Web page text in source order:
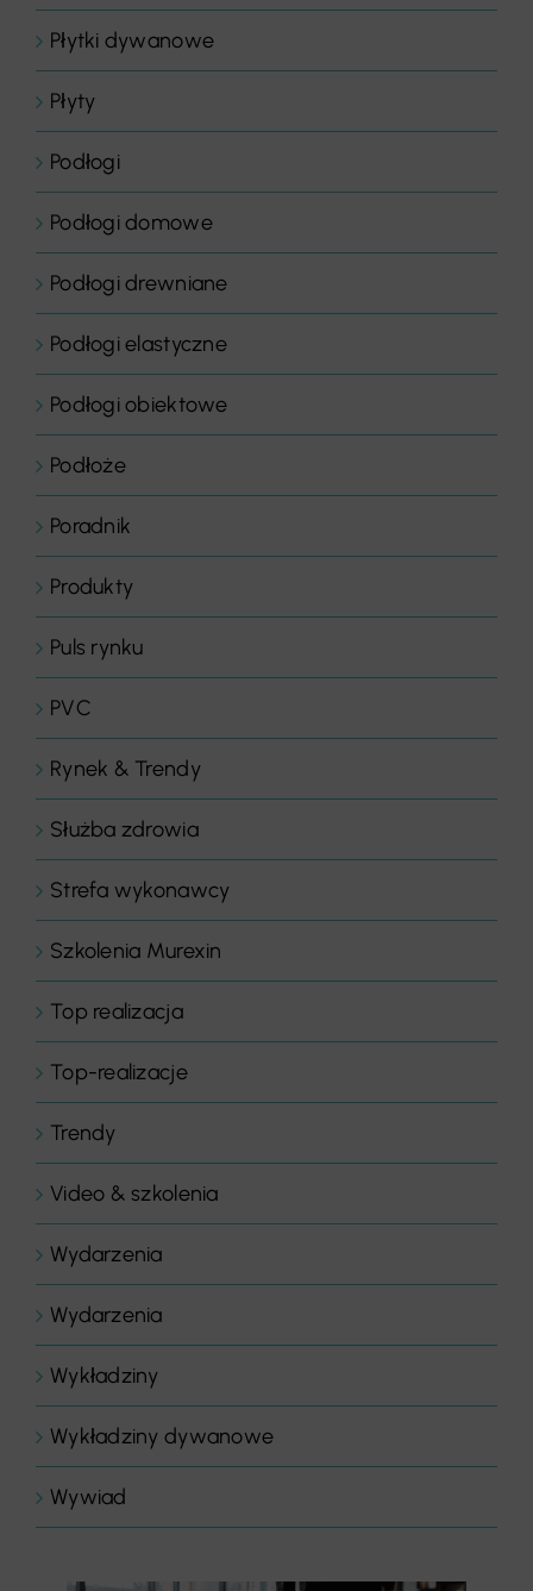
Płytki dywanowe
Płyty
Podłogi
Podłogi domowe
Podłogi drewniane
Podłogi elastyczne
Podłogi obiektowe
Podłoże
Poradnik
Produkty
Puls rynku
PVC
Rynek & Trendy
Służba zdrowia
Strefa wykonawcy
Szkolenia Murexin
Top realizacja
Top-realizacje
Trendy
Video & szkolenia
Wydarzenia
Wydarzenia
Wykładziny
Wykładziny dywanowe
Wywiad